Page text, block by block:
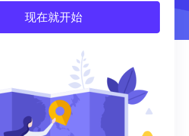
现在就开始